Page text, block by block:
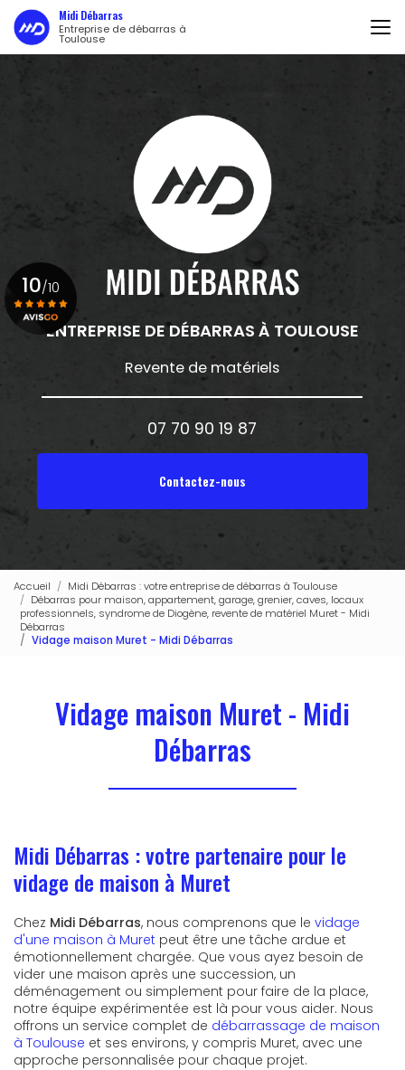
Aller
au
contenu
principal
Midi Débarras
Entreprise de débarras à
Toulouse
ENTREPRISE DE DÉBARRAS À TOULOUSE
Revente de matériels
07 70 90 19 87
Contactez-nous
10/10
Accueil
Midi Débarras : votre entreprise de débarras à Toulouse
Débarras pour maison, appartement, garage, grenier, caves, locaux
professionnels, syndrome de Diogène, revente de matériel Muret - Midi
Débarras
Vidage maison Muret - Midi Débarras
Vidage maison Muret - Midi
Débarras
Midi Débarras : votre partenaire pour le
vidage de maison à Muret
Chez Midi Débarras, nous comprenons que le vidage
d'une maison à Muret peut être une tâche ardue et
émotionnellement chargée. Que vous ayez besoin de
vider une maison après une succession, un
déménagement ou simplement pour faire de la place,
notre équipe expérimentée est là pour vous aider. Nous
offrons un service complet de débarrassage de maison
à Toulouse et ses environs, y compris Muret, avec une
approche personnalisée pour chaque projet.